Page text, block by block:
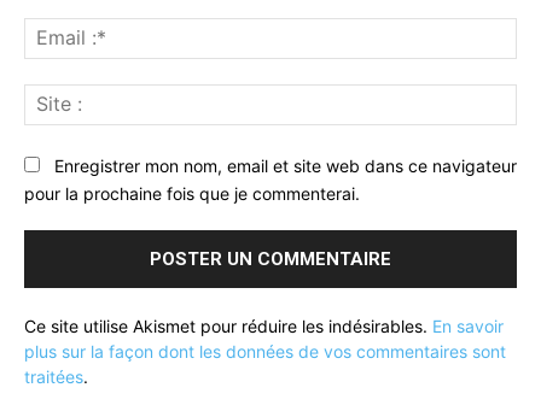
:*
:
Enregistrer mon nom, email et site web dans ce navigateur
pour la prochaine fois que je commenterai.
Ce site utilise Akismet pour réduire les indésirables. En savoir
plus sur la façon dont les données de vos commentaires sont
traitées.